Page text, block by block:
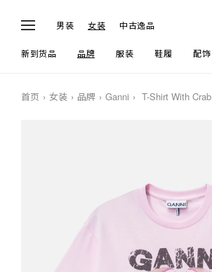
男装 女装 中古逸品
新到货品 品牌 服装 鞋履 配饰
首页 女装 品牌 Ganni T-Shirt With Crab